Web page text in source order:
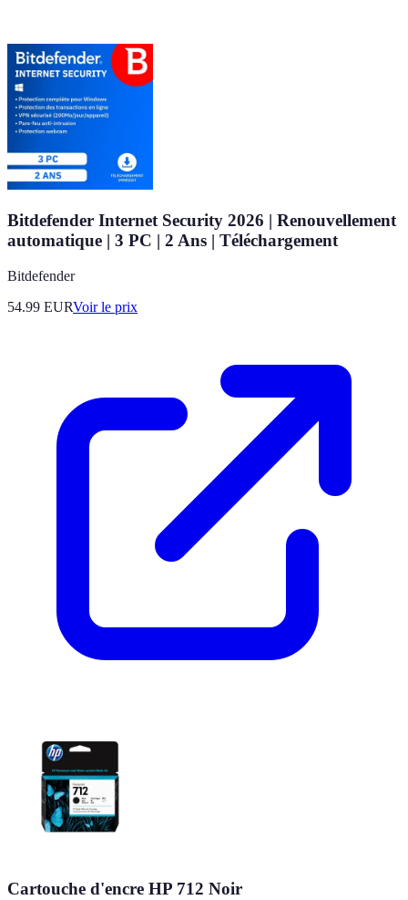
Bitdefender Internet Security 2026 | Renouvellement
automatique | 3 PC | 2 Ans | Téléchargement
Bitdefender
54.99 EURVoir le prix
Cartouche d'encre HP 712 Noir